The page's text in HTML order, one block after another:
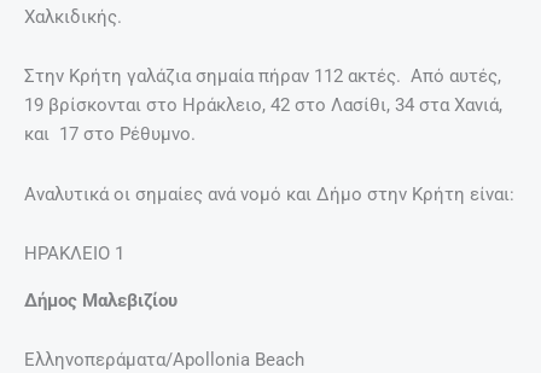
Χαλκιδικής.
Στην Κρήτη γαλάζια σημαία πήραν 112 ακτές. Από αυτές,
19 βρίσκονται στο Ηράκλειο, 42 στο Λασίθι, 34 στα Χανιά,
και 17 στο Ρέθυμνο.
Αναλυτικά οι σημαίες ανά νομό και Δήμο στην Κρήτη είναι:
ΗΡΑΚΛΕΙΟ 1
Δήμος Μαλεβιζίου
Ελληνοπεράματα/Apollonia Beach